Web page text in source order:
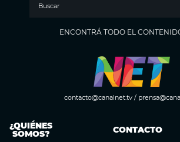
ENCONTRÁ TODO EL
contacto@canalnet.tv/
¿QUIÉNES
SOMOS? CONTACTO